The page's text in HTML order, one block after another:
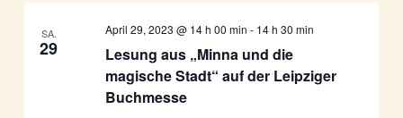
SA.
29
Lesung aus „Minna und die
magische Stadt“ auf der Leipziger
Buchmesse
April 29, 2023 @ 14 h 00 min - 14 h 30 min